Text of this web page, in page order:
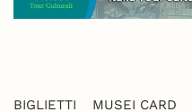
BIGLIETTI MUSEI CARD